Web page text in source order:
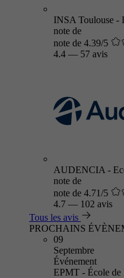
INSA Toulouse -
note de
note de 4.39/5
4.4 — 57 avis
AUDENCIA -
note de
note de 4.71/5
4.7 — 102 avis
Tous les avis
PROCHAINS
09
Septembre
Événement
EPMT - École de